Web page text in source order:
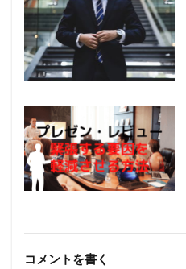
コメントを書く